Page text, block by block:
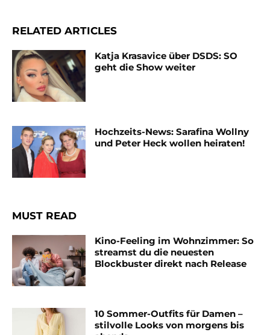
RELATED ARTICLES
Katja Krasavice über DSDS: SO
geht die Show weiter
Hochzeits-News: Sarafina Wollny
und Peter Heck wollen heiraten!
MUST READ
Kino-Feeling im Wohnzimmer: So
streamst du die neuesten
Blockbuster direkt nach Release
10 Sommer-Outfits für Damen –
stilvolle Looks von morgens bis